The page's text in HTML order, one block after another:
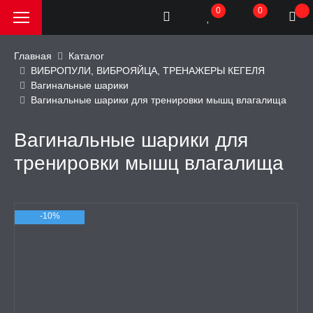
АКЦИИ и
ИГРУШКИ
0 0
Главная
Каталог
ВИБРОПУЛИ, ВИБРОЯЙЦА, ТРЕНАЖЕРЫ КЕГЕЛЯ
Вагинальные шарики
Вагинальные шарики для тренировки мышц влагалища
Вагинальные шарики для
тренировки мышц влагалища
-10%